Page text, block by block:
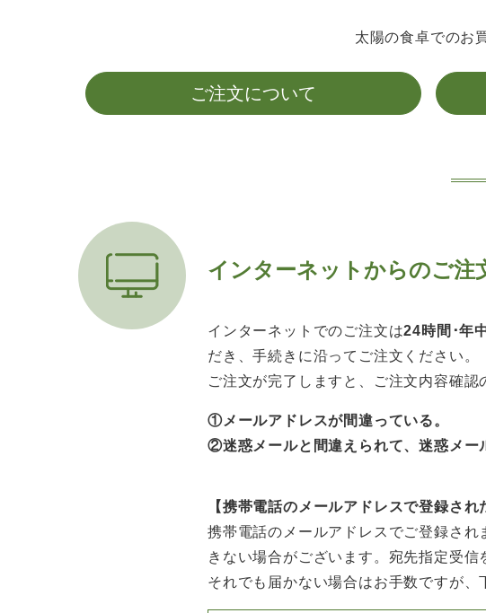
太陽の食卓でのお
ご注文について
インターネットからのご注
インターネットでのご注文は24時間･年
だき、手続きに沿ってご注文ください。
ご注文が完了しますと、ご注文内容確
①メールアドレスが間違っている。
②迷惑メールと間違えられて、迷惑メー
【携帯電話のメールアドレスで登録され
携帯電話のメールアドレスでご登録さ
きない場合がございます。宛先指定受信
それでも届かない場合はお手数ですが、